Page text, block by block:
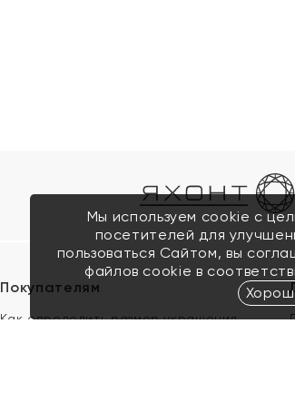
Покупателям
Как определить размер украшения
Мы используем cookie с
посетителей для
пользоваться Сайтом, вы
файлов cookie в